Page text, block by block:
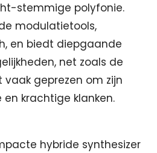
stemmige polyfonie.
modulatietools,
en biedt diepgaande
net zoals de
vaak geprezen om zijn
krachtige klanken.
hybride synthesizer